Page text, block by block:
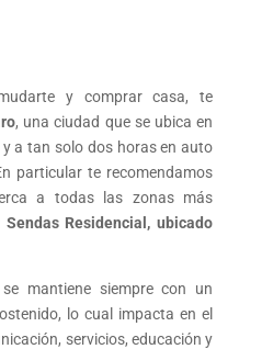
y comprar casa, te
, una ciudad que se ubica en
a tan solo dos horas en auto
particular te recomendamos
a todas las zonas más
Sendas Residencial, ubicado
mantiene siempre con un
lo cual impacta en el
servicios, educación y